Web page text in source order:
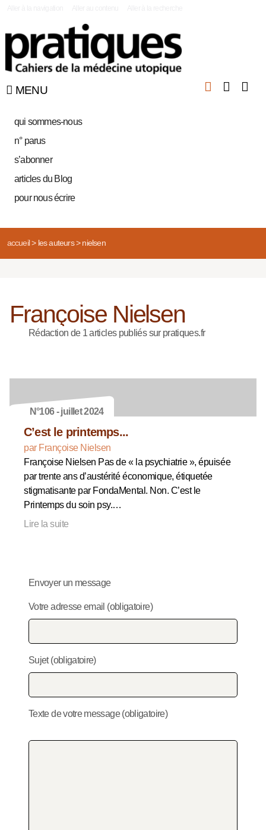
MENU
qui sommes-nous
n° parus
s’abonner
articles du Blog
pour nous écrire
accueil> les auteurs> nielsen
Françoise Nielsen
Rédaction de 1 articles publiés sur pratiques.fr
N°106 - juillet 2024
C’est le printemps...
par Françoise Nielsen
Françoise Nielsen Pas de « la psychiatrie », épuisée
par trente ans d’austérité économique, étiquetée
stigmatisante par FondaMental. Non. C’est le
Printemps du soin psy.…
Lire la suite
Envoyer un message
Votre adresse email (obligatoire)
Sujet (obligatoire)
Texte de votre message (obligatoire)